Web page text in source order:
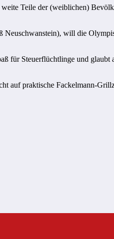
Teile der (weiblichen)
will die
für Steuerflüchtlinge und
praktische Fackelmann-